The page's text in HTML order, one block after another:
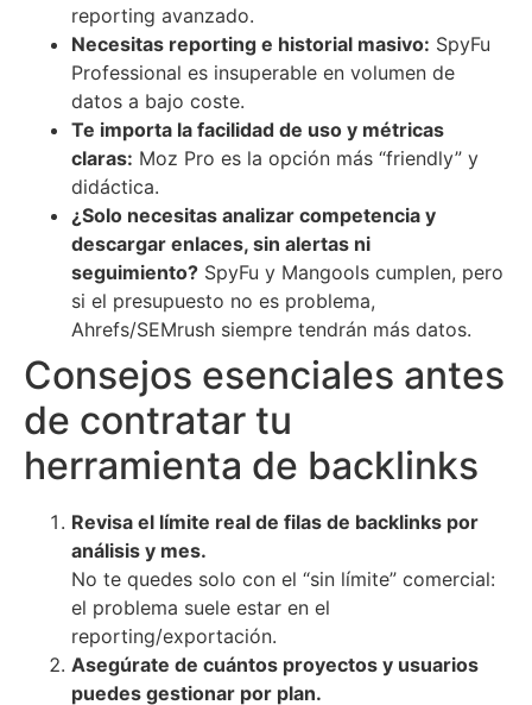
reporting avanzado.
Necesitas reporting e historial masivo: SpyFu
Professional es insuperable en volumen de
datos a bajo coste.
Te importa la facilidad de uso y métricas
claras: Moz Pro es la opción más “friendly” y
didáctica.
¿Solo necesitas analizar competencia y
descargar enlaces, sin alertas ni
seguimiento? SpyFu y Mangools cumplen, pero
si el presupuesto no es problema,
Ahrefs/SEMrush siempre tendrán más datos.
Consejos esenciales antes
de contratar tu
herramienta de backlinks
Revisa el límite real de filas de backlinks por
análisis y mes.
No te quedes solo con el “sin límite” comercial:
el problema suele estar en el
reporting/exportación.
Asegúrate de cuántos proyectos y usuarios
puedes gestionar por plan.